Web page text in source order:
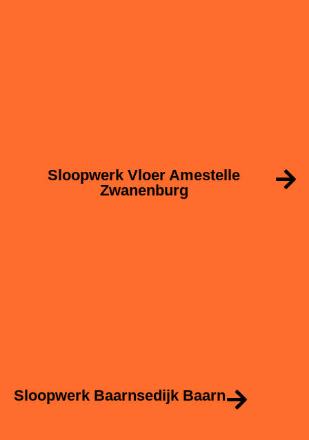
Sloopwerk Vloer Amestelle
Zwanenburg
Sloopwerk Baarnsedijk Baarn